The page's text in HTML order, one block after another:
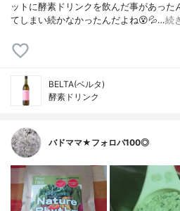
ットに酵素ドリンクを飲んだ事があっ
てしまい続かなかったんだよね😵💦…続
BELTA(ベルタ)
酵素ドリンク
バドママ★フォロバ100◎